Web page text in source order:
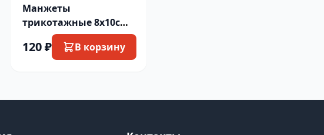
Манжеты
трикотажные 8х10см
1пара серый
120 ₽ В корзину